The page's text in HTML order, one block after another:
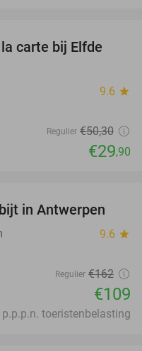
41%
carte bij Elfde
9.6 star
Regulier €50,30
€29,90
33%
in Antwerpen
9.6 star
Regulier €162
€109
p.p.p.n. toeristenbelasting